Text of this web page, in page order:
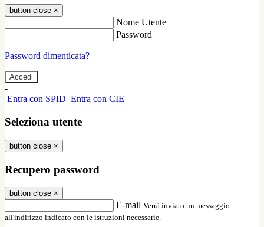
button close ×
Nome Utente
Password
Password dimenticata?
-
Entra con SPID Entra con CIE
Seleziona utente
button close ×
Recupero password
button close ×
E-mail Verrà inviato un messaggio
all'indirizzo indicato con le istruzioni necessarie.